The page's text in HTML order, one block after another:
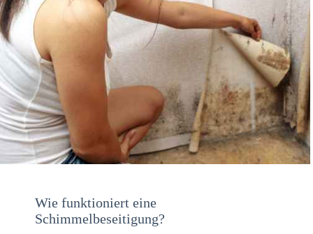
Wie funktioniert eine
Schimmelbeseitigung?